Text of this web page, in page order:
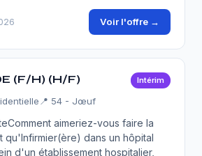
Voir l'offre →
(F/H) (H/F) Intérim
📍 54 - Jœuf
aimeriez-vous faire la
qu'Infirmier(ère) dans un hôpital
d'un établissement hospitalier,